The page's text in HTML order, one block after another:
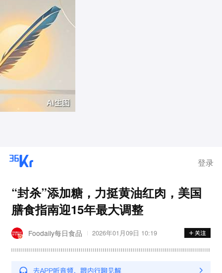
登录
“封杀”添加糖，力挺黄油红肉，美国
膳食指南迎15年最大调整
Foodaily每日食品 2026年01月09日 10:19